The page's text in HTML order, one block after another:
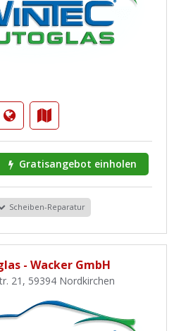
Gratisangebot einholen
Scheiben-Reparatur
- Wacker GmbH
21, 59394 Nordkirchen